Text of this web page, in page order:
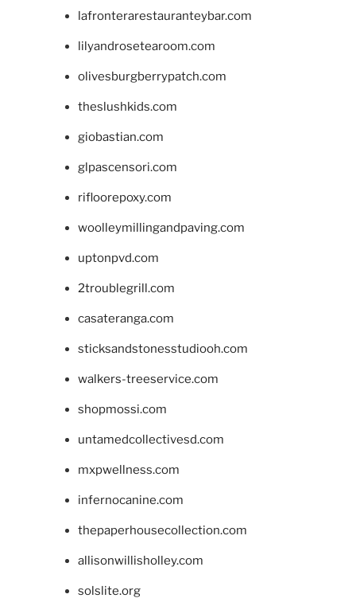
lafronterarestauranteybar.com
lilyandrosetearoom.com
olivesburgberrypatch.com
theslushkids.com
giobastian.com
glpascensori.com
rifloorepoxy.com
woolleymillingandpaving.com
uptonpvd.com
2troublegrill.com
casateranga.com
sticksandstonesstudiooh.com
walkers-treeservice.com
shopmossi.com
untamedcollectivesd.com
mxpwellness.com
infernocanine.com
thepaperhousecollection.com
allisonwillisholley.com
solslite.org